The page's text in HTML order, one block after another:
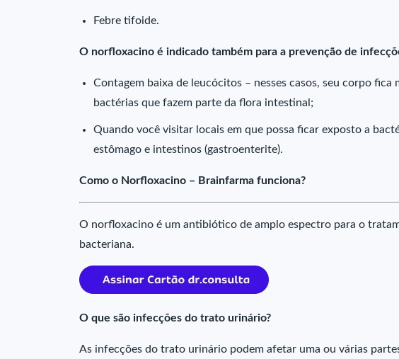
Febre tifoide.
O norfloxacino é indicado também para a prevenção de
Contagem baixa de leucócitos – nesses casos, seu corpo fica
bactérias que fazem parte da flora intestinal;
Quando você visitar locais em que possa ficar exposto a
estômago e intestinos (gastroenterite).
Como o Norfloxacino – Brainfarma funciona?
O norfloxacino é um antibiótico de amplo espectro para o
bacteriana.
O que são infecções do trato urinário?
As infecções do trato urinário podem afetar uma ou várias